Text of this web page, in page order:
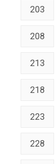
203
208
213
218
223
228